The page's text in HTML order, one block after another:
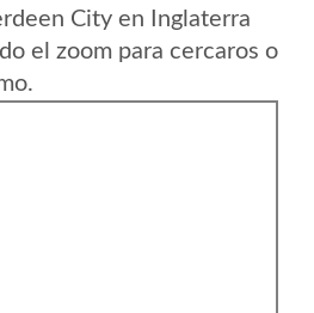
City en Inglaterra
el zoom para cercaros o